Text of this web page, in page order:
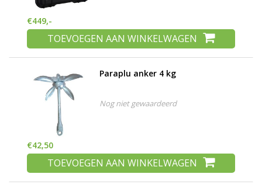
€449,-
TOEVOEGEN AAN WINKELWAGEN
Paraplu anker 4 kg
Nog niet gewaardeerd
€42,50
TOEVOEGEN AAN WINKELWAGEN